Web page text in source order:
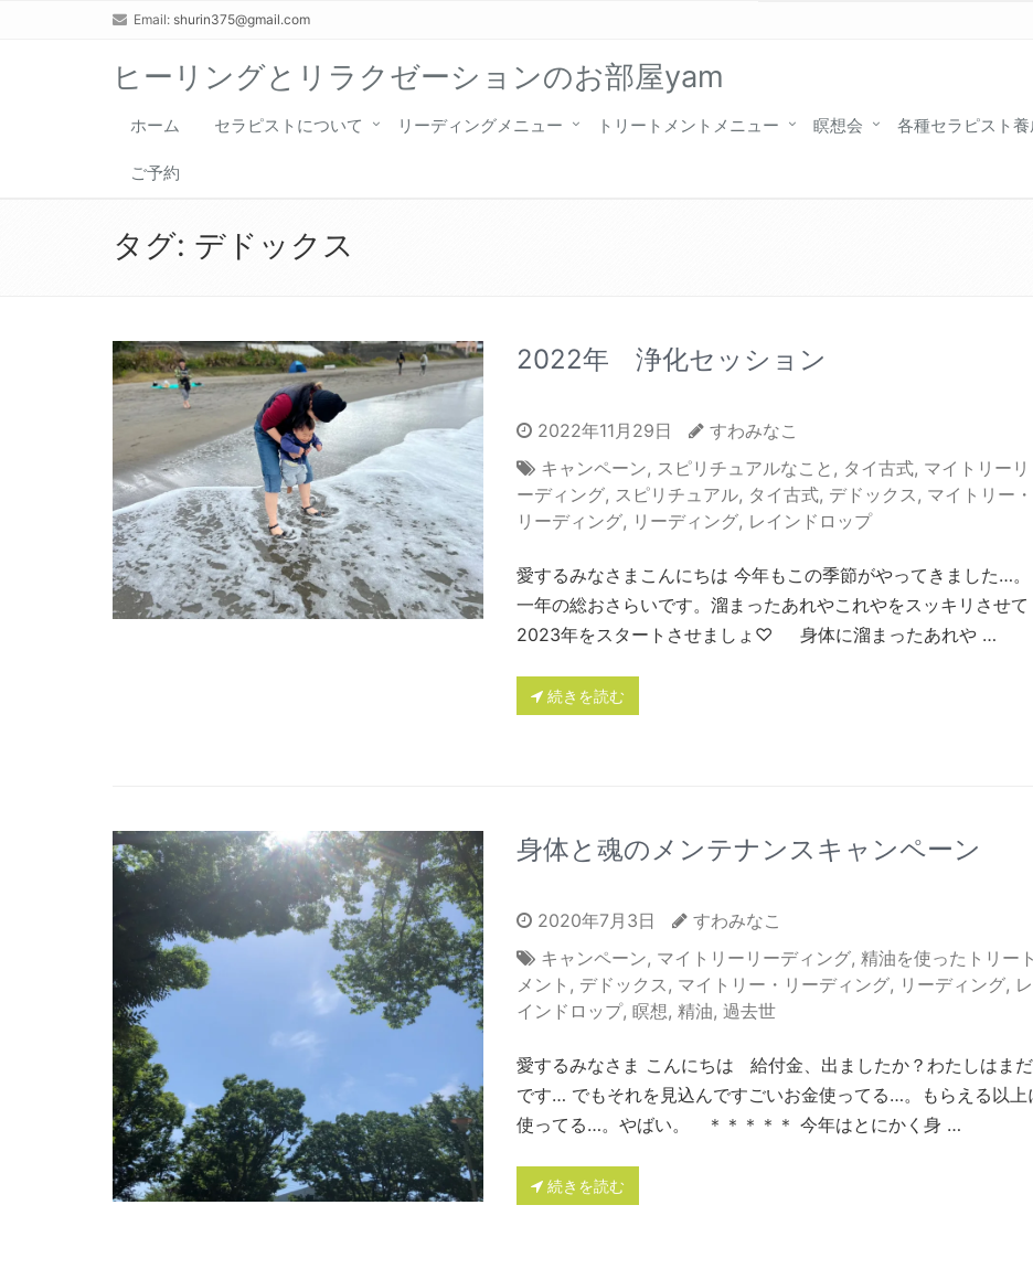
Email: shurin375@gmail.com
ヒーリングとリラクゼーションのお部屋yam
ホーム セラピストについて リーディングメニュー トリートメントメニュー 瞑想会 各種セラピスト
ご予約
タグ: デドックス
2022年 浄化セッション
2022年11月29日
すわみなこ
キャンペーン, スピリチュアルなこと , タイ古式, マイトリーリ
ーディング, スピリチュアル, タイ古式, デドックス, マイトリー・
リーディング, リーディング, レインドロップ
愛するみなさまこんにちは 今年もこの季節がやってきました…。
一年の総おさらいです。溜まったあれやこれやをスッキリさせて
2023年をスタートさせましょ♡ 身体に溜まったあれや …
続きを読む
身体と魂のメンテナンスキャンペーン
2020年7月3日
すわみなこ
キャンペーン, マイトリーリーディング, 精油を使ったトリート
メント , デドックス, マイトリー・リーディング, リーディング, レ
インドロップ, 瞑想, 精油, 過去世
愛するみなさま こんにちは 給付金、出ましたか？わたしはまだ
です… でもそれを見込んですごいお金使ってる…。もらえる以上
使ってる…。やばい。 ＊＊＊＊＊ 今年はとにかく身 …
続きを読む